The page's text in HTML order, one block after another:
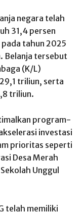
negara telah
31,4 persen
tahun 2025
Belanja tersebut
(K/L)
triliun, serta
triliun.
program-
investasi
prioritas seperti
Desa Merah
Unggul
telah memiliki